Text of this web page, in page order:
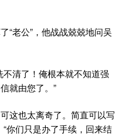
“老公”，他战战兢兢地问吴
清了！俺根本就不知道强
就由您了。”
这也太离奇了。简直可以写
你们只是办了手续，回来结